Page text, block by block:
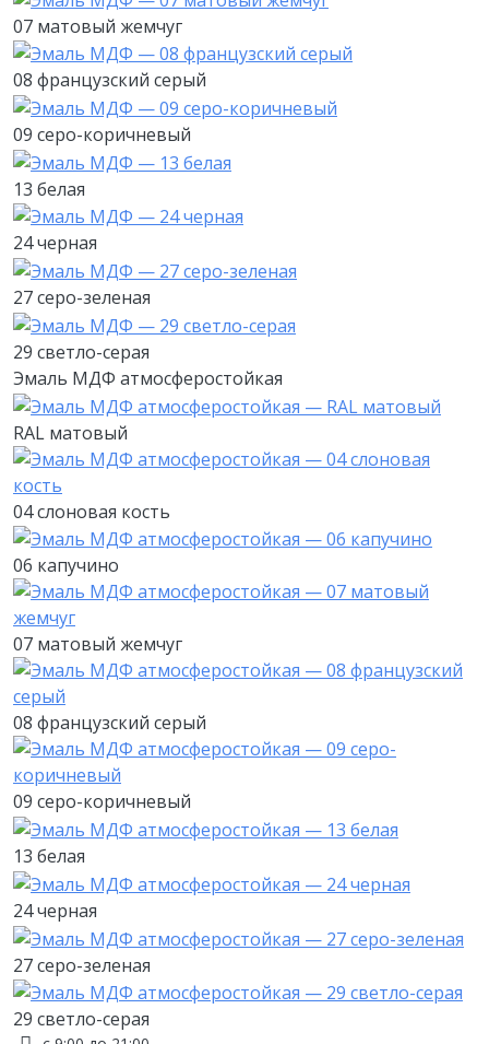
07 матовый жемчуг
08 французский серый
09 серо-коричневый
13 белая
24 черная
27 серо-зеленая
29 светло-серая
Эмаль МДФ атмосферостойкая
RAL матовый
04 слоновая кость
06 капучино
07 матовый жемчуг
08 французский серый
09 серо-коричневый
13 белая
24 черная
27 серо-зеленая
29 светло-серая